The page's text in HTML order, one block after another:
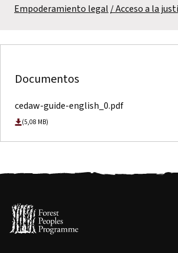
Empoderamiento legal Acceso a la
Documentos
cedaw-guide-english_0.pdf
(5,08 MB)